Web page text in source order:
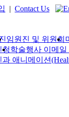
| Contact Us
임원진 및 위원회
청학술행사 이메
애니메이션